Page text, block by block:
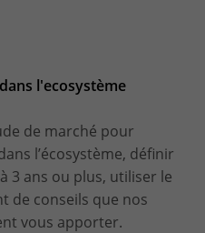
l'ecosystème
de marché pour
l’écosystème, définir
3 ans ou plus, utiliser le
de conseils que nos
vous apporter.